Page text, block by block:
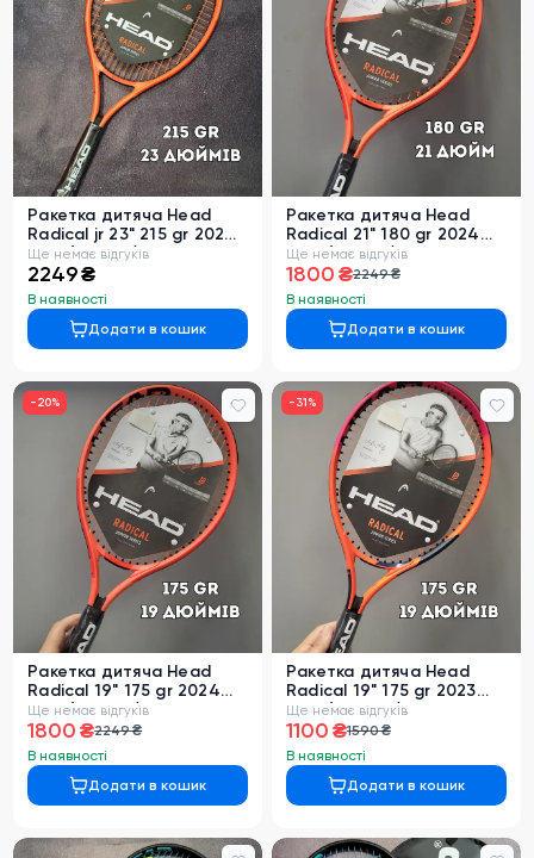
Ракетка дитяча Head
Radical jr 23" 215 gr 2024
year (231425)
Ще немає відгуків
2249 ₴
В наявності
Додати в кошик
Ракетка дитяча Head
Radical 21" 180 gr 2024
year (231435)
Ще немає відгуків
1800 ₴2249 ₴
В наявності
Додати в кошик
-20%
Ракетка дитяча Head
Radical 19" 175 gr 2024
year (231445)
Ще немає відгуків
1800 ₴2249 ₴
В наявності
Додати в кошик
-31%
Ракетка дитяча Head
Radical 19" 175 gr 2023
year (234943)
Ще немає відгуків
1100 ₴1590 ₴
В наявності
Додати в кошик